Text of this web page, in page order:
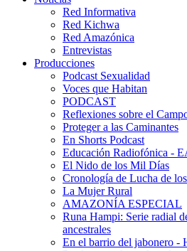
Red Informativa
Red Kichwa
Red Amazónica
Entrevistas
Producciones
Podcast Sexualidad
Voces que Habitan
PODCAST
Reflexiones sobre el
Proteger a las Caminantes
En Shorts Podcast
Educación Radiofónica -
El Nido de los Mil Días
Cronología de Lucha de
La Mujer Rural
AMAZONÍA ESPECIAL
Runa Hampi: Serie radial
ancestrales
En el barrio del jabonero -